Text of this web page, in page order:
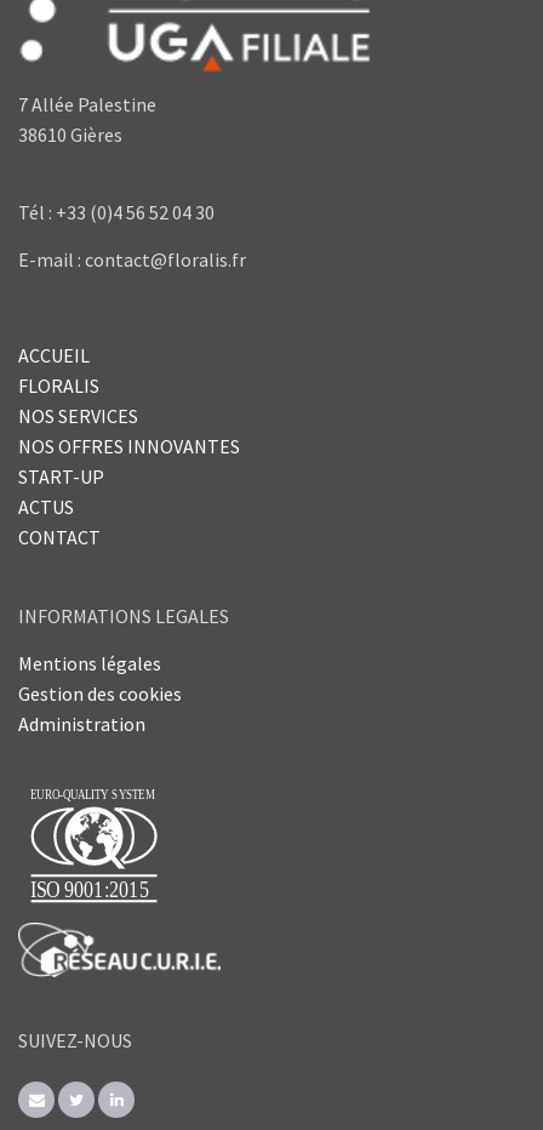
7 Allée Palestine
38610 Gières
Tél : +33 (0)4 56 52 04 30
E-mail : contact@floralis.fr
ACCUEIL
FLORALIS
NOS SERVICES
NOS OFFRES INNOVANTES
START-UP
ACTUS
CONTACT
INFORMATIONS LEGALES
Mentions légales
Gestion des cookies
Administration
SUIVEZ-NOUS